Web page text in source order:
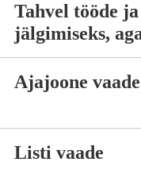
Tahvel tööde
jälgimiseks,
Ajajoone vaade
Listi vaade